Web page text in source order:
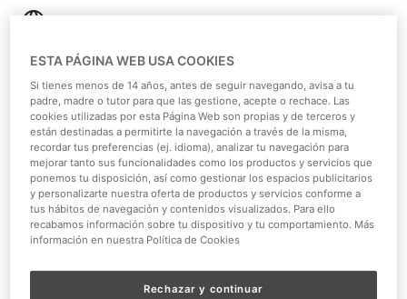
Continente:Europa
Hábitat: Oceános y mares
Dieta:Carnívoro
Peso: /
Tamaño:5 - 40 cm
ESTA PÁGINA WEB USA COOKIES
Si tienes menos de 14 años, antes de seguir navegando, avisa a tu
padre, madre o tutor para que las gestione, acepte o rechace. Las
cookies utilizadas por esta Página Web son propias y de terceros y
están destinadas a permitirte la navegación a través de la misma,
recordar tus preferencias (ej. idioma), analizar tu navegación para
mejorar tanto sus funcionalidades como los productos y servicios que
ponemos tu disposición, así como gestionar los espacios publicitarios
y personalizarte nuestra oferta de productos y servicios conforme a
tus hábitos de navegación y contenidos visualizados. Para ello
recabamos información sobre tu dispositivo y tu comportamiento. Más
información en nuestra Política de Cookies
Rechazar y continuar